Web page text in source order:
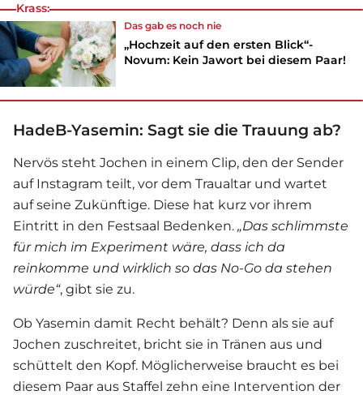
Krass:
Das gab es noch nie
„Hochzeit auf den ersten Blick“-
Novum: Kein Jawort bei diesem Paar!
HadeB-Yasemin: Sagt sie die Trauung ab?
Nervös steht Jochen in einem Clip, den der Sender
auf Instagram teilt, vor dem Traualtar und wartet
auf seine Zukünftige. Diese hat kurz vor ihrem
Eintritt in den Festsaal Bedenken. „Das schlimmste
für mich im Experiment wäre, dass ich da
reinkomme und wirklich so das No-Go da stehen
würde“, gibt sie zu.
Ob Yasemin damit Recht behält? Denn als sie auf
Jochen zuschreitet, bricht sie in Tränen aus und
schüttelt den Kopf. Möglicherweise braucht es bei
diesem Paar aus Staffel zehn eine Intervention der